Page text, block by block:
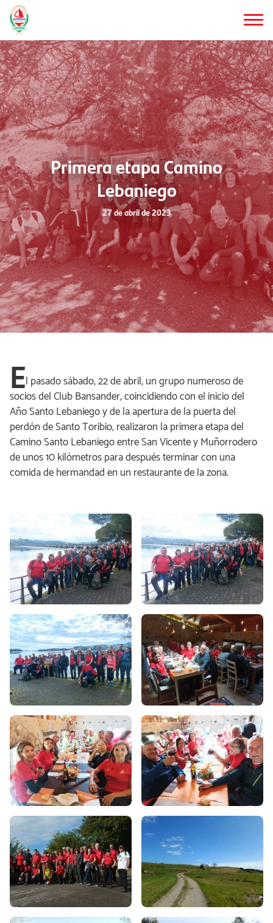
Saltar
al
contenido
principal
Primera etapa Camino
Lebaniego
27 de abril de 2023
El pasado sábado, 22 de abril, un grupo numeroso de
socios del Club Bansander, coincidiendo con el inicio del
Año Santo Lebaniego y de la apertura de la puerta del
perdón de Santo Toribio, realizaron la primera etapa del
Camino Santo Lebaniego entre San Vicente y Muñorrodero
de unos 10 kilómetros para después terminar con una
comida de hermandad en un restaurante de la zona.